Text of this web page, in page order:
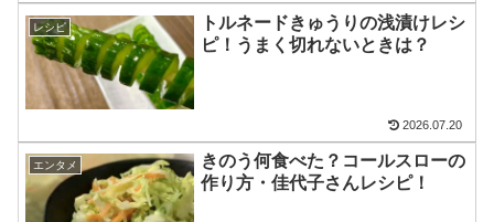
レシピ
トルネードきゅうりの浅漬けレシ
ピ！うまく切れないときは？
2026.07.20
エンタメ
きのう何食べた？コールスローの
作り方・佳代子さんレシピ！